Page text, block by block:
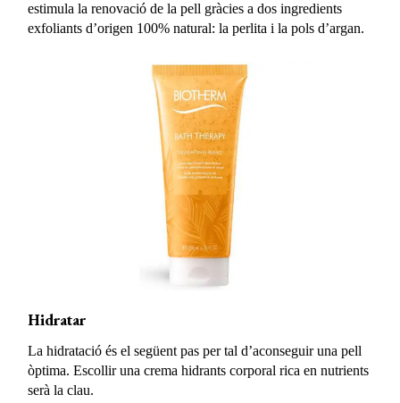
estimula la renovació de la pell gràcies a dos ingredients
exfoliants d’origen 100% natural: la perlita i la pols d’argan.
Hidratar
La hidratació és el següent pas per tal d’aconseguir una pell
òptima. Escollir una crema hidrants corporal rica en nutrients
serà la clau.